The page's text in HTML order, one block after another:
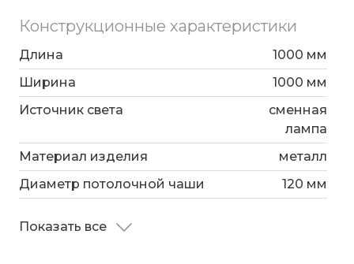
Конструкционные характеристики
Длина
1000 мм
Ширина
1000 мм
Источник света
сменная
лампа
Материал изделия
металл
Диаметр потолочной чаши
120 мм
Показать все